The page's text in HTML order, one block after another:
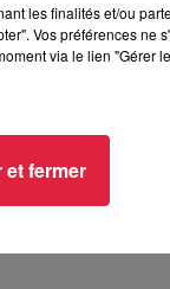
les finalités et/ou
Vos préférences ne
via le lien "Gérer
et fermer